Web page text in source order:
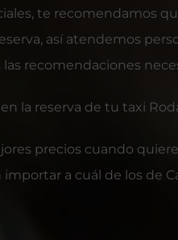
te recomendamos
así atendemos
recomendaciones
la reserva de tu taxi
precios cuando
a cuál de los de